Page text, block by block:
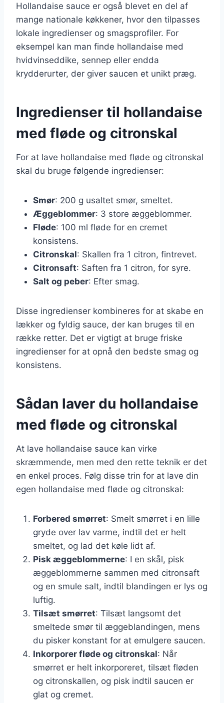
Hollandaise sauce er også blevet en del af
mange nationale køkkener, hvor den tilpasses
lokale ingredienser og smagsprofiler. For
eksempel kan man finde hollandaise med
hvidvinseddike, sennep eller endda
krydderurter, der giver saucen et unikt præg.
Ingredienser til hollandaise
med fløde og citronskal
For at lave hollandaise med fløde og citronskal
skal du bruge følgende ingredienser:
Smør: 200 g usaltet smør, smeltet.
Æggeblommer: 3 store æggeblommer.
Fløde: 100 ml fløde for en cremet
konsistens.
Citronskal: Skallen fra 1 citron, fintrevet.
Citronsaft: Saften fra 1 citron, for syre.
Salt og peber: Efter smag.
Disse ingredienser kombineres for at skabe en
lækker og fyldig sauce, der kan bruges til en
række retter. Det er vigtigt at bruge friske
ingredienser for at opnå den bedste smag og
konsistens.
Sådan laver du hollandaise
med fløde og citronskal
At lave hollandaise sauce kan virke
skræmmende, men med den rette teknik er det
en enkel proces. Følg disse trin for at lave din
egen hollandaise med fløde og citronskal:
Forbered smørret: Smelt smørret i en lille
gryde over lav varme, indtil det er helt
smeltet, og lad det køle lidt af.
Pisk æggeblommerne: I en skål, pisk
æggeblommerne sammen med citronsaft
og en smule salt, indtil blandingen er lys og
luftig.
Tilsæt smørret: Tilsæt langsomt det
smeltede smør til æggeblandingen, mens
du pisker konstant for at emulgere saucen.
Inkorporer fløde og citronskal: Når
smørret er helt inkorporeret, tilsæt fløden
og citronskallen, og pisk indtil saucen er
glat og cremet.